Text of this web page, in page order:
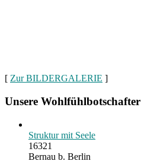
[ Zur BILDERGALERIE ]
Unsere Wohlfühlbotschafter
Struktur mit Seele
16321
Bernau b. Berlin